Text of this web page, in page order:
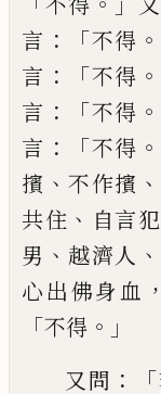
言 ：「不得
言 ：「不得
言 ：「不得
言 ：「不得
擯 、不作擯 、
共住 、 自言
男 、 越濟人 、
心出佛身血 ，
「不得 。」
又問 ：「